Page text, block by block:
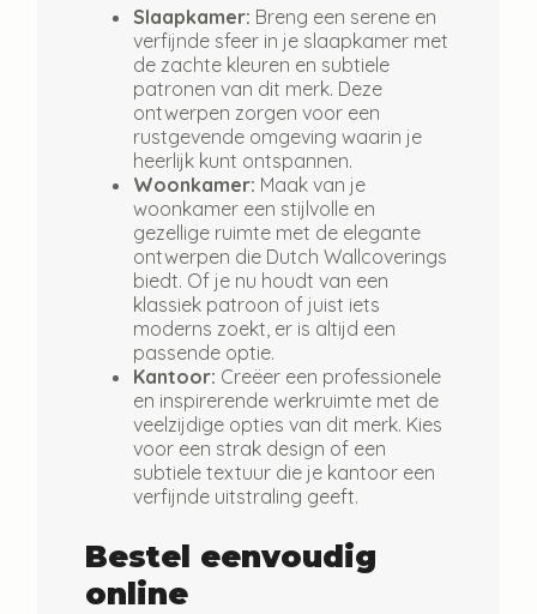
Slaapkamer: Breng een serene en
verfijnde sfeer in je slaapkamer met
de zachte kleuren en subtiele
patronen van dit merk. Deze
ontwerpen zorgen voor een
rustgevende omgeving waarin je
heerlijk kunt ontspannen.
Woonkamer: Maak van je
woonkamer een stijlvolle en
gezellige ruimte met de elegante
ontwerpen die Dutch Wallcoverings
biedt. Of je nu houdt van een
klassiek patroon of juist iets
moderns zoekt, er is altijd een
passende optie.
Kantoor: Creëer een professionele
en inspirerende werkruimte met de
veelzijdige opties van dit merk. Kies
voor een strak design of een
subtiele textuur die je kantoor een
verfijnde uitstraling geeft.
Bestel eenvoudig
online